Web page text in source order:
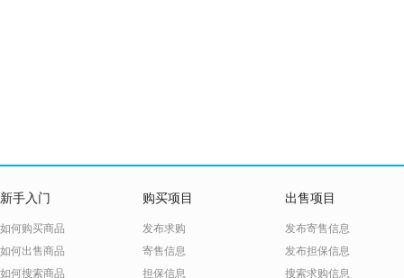
新手入门
如何购买商品
如何出售商品
如何搜索商品
购买项目
发布求购
寄售信息
担保信息
出售项目
发布寄售信息
发布担保信息
搜索求购信息